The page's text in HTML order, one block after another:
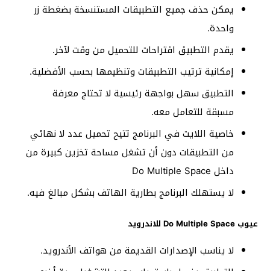
يمكن حذف جميع التطبيقات المستنسخة بضغطة زر
واحدة.
يقدم التطبيق اقتراحات للتحميل من وقت لآخر.
إمكانية ترتيب التطبيقات وتنظيمها بحسب الأفضلية.
التطبيق سهل بواجهة رئيسية لا تحتاج معرفة
مسبقة للتعامل معه.
خاصية اللايت في البرنامج تتيح تحميل عدد لا نهائي
من التطبيقات دون أن تشغل مساحة تخزين كبيرة من
داخل Do Multiple Space
لا يستهلك البرنامج بطارية الهاتف بشكل مبالغ فيه.
عيوب Do Multiple Space للاندرويد
لا يناسب الإصدارات القديمة من هواتف الأندرويد.